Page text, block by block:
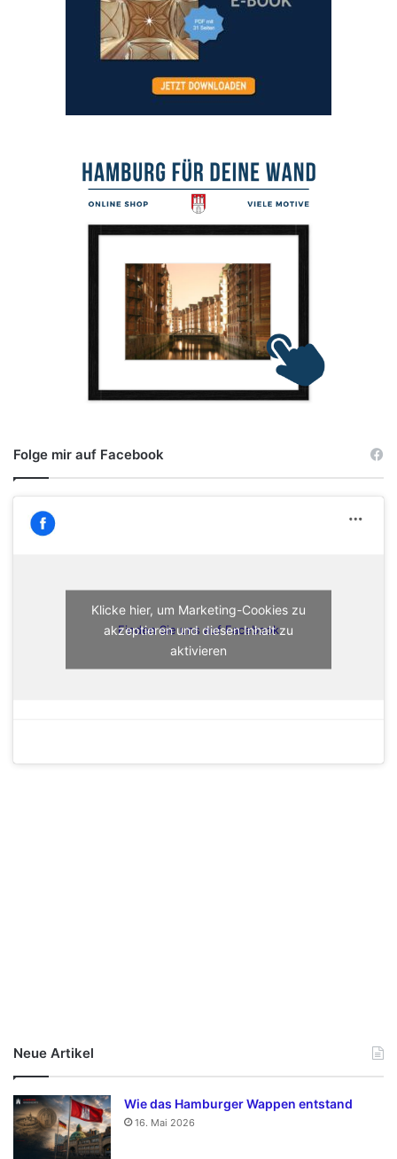
Folge mir auf Facebook
Finden Sie uns auf Facebook
Klicke hier, um Marketing-Cookies zu
akzeptieren und diesen Inhalt zu
aktivieren
Neue Artikel
Wie das Hamburger Wappen entstand
16. Mai 2026